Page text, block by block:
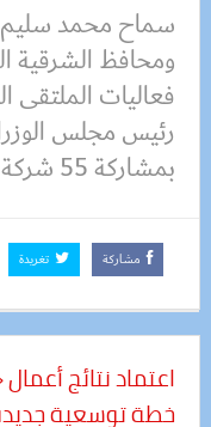
سماح محمد سليم
ومحافظ الشرقية
فعاليات
رئيس مجلس
بمشاركة 55 شركة من القطاع ال...
مشاركة تغريدة
اعتماد نتائج
خطة توسعية